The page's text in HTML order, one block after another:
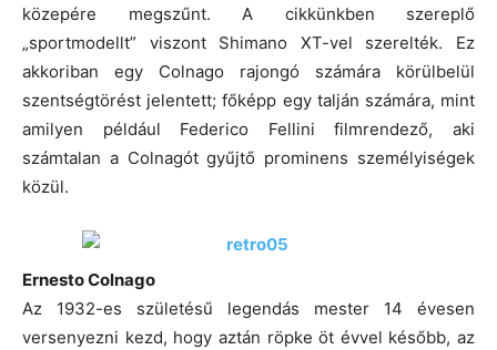
közepére megszűnt. A cikkünkben szereplő
„sportmodellt” viszont Shimano XT-vel szerelték. Ez
akkoriban egy Colnago rajongó számára körülbelül
szentségtörést jelentett; főképp egy talján számára, mint
amilyen például Federico Fellini filmrendező, aki
számtalan a Colnagót gyűjtő prominens személyiségek
közül.
Ernesto Colnago
Az 1932-es születésű legendás mester 14 évesen
versenyezni kezd, hogy aztán röpke öt évvel később, az